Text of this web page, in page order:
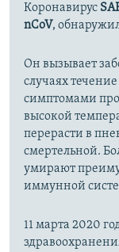
Коронавирус
nCoV,
Он вызывает
случаях
симптомами
высокой
перерасти в
смертельной.
умирают
иммунной
11 марта 2020